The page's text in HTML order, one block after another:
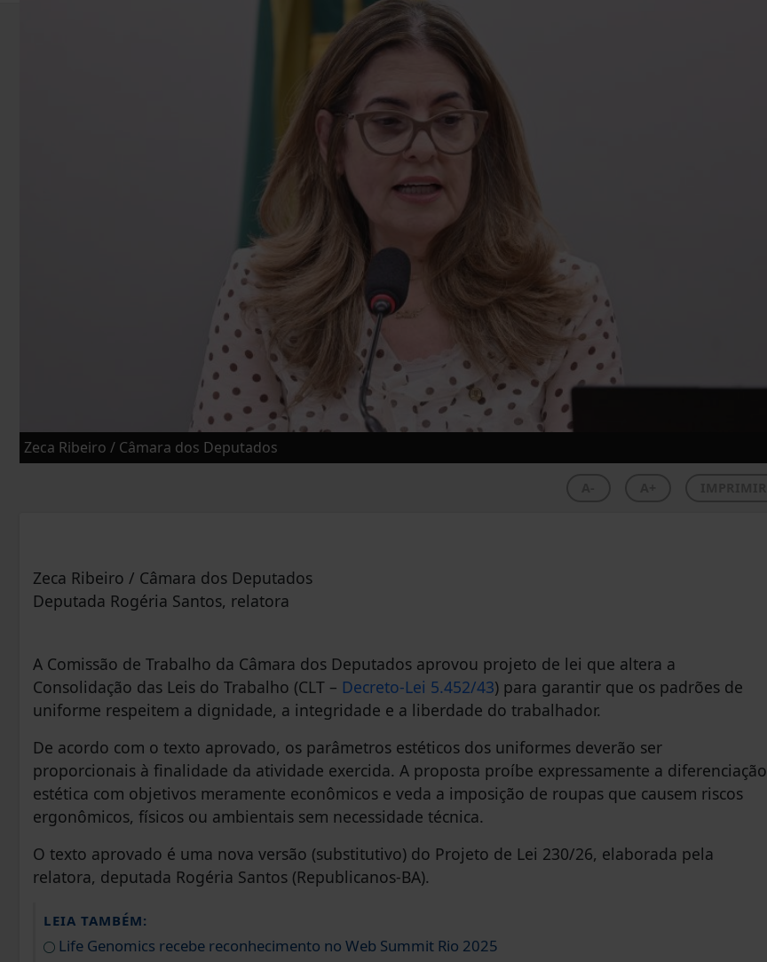
Zeca Ribeiro / Câmara dos Deputados
Zeca Ribeiro / Câmara dos Deputados
Deputada Rogéria Santos, relatora
A Comissão de Trabalho da Câmara dos Deputados aprovou projeto de lei que altera a
Consolidação das Leis do Trabalho (CLT – Decreto-Lei 5.452/43) para garantir que os padrões de
uniforme respeitem a dignidade, a integridade e a liberdade do trabalhador.
De acordo com o texto aprovado, os parâmetros estéticos dos uniformes deverão ser
proporcionais à finalidade da atividade exercida. A proposta proíbe expressamente a diferenciação
estética com objetivos meramente econômicos e veda a imposição de roupas que causem riscos
ergonômicos, físicos ou ambientais sem necessidade técnica.
O texto aprovado é uma nova versão (substitutivo) do Projeto de Lei 230/26, elaborada pela
relatora, deputada Rogéria Santos (Republicanos-BA).
LEIA TAMBÉM:
Life Genomics recebe reconhecimento no Web Summit Rio 2025